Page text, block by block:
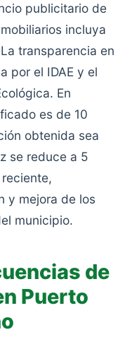
publicitario de
incluya
transparencia en
por el IDAE y el
En
es de 10
obtenida sea
se reduce a 5
y mejora de los
municipio.
de
Puerto